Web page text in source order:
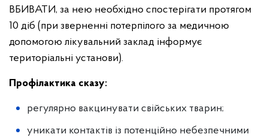
ВБИВАТИ, за нею необхідно спостерігати протягом
10 діб (при зверненні потерпілого за медичною
допомогою лікувальний заклад інформує
територіальні установи).
Профілактика сказу:
регулярно вакцинувати свійських тварин;
уникати контактів із потенційно небезпечними